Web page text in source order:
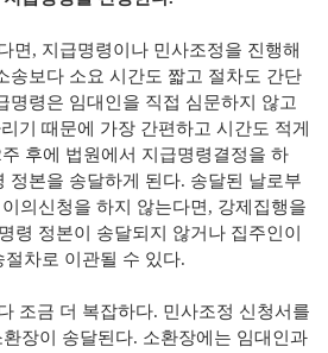
면, 지급명령이나 민사조정을 진행해
송보다 소요 시간도 짧고 절차도 간단
명령은 임대인을 직접 심문하지 않고
기 때문에 가장 간편하고 시간도 적게
후에 법원에서 지급명령결정을 하
정본을 송달하게 된다. 송달된 날로부
의신청을 하지 않는다면, 강제집행을
령 정본이 송달되지 않거나 집주인이
차로 이관될 수 있다.
조금 더 복잡하다. 민사조정 신청서를
장이 송달된다. 소환장에는 임대인과